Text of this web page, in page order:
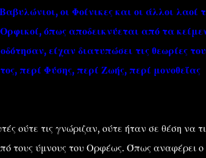
ΣΧΕΤΙΚΑ/ABOUT
οι Φοίνικες και οι άλλοι λαοί
όπως αποδεικνύεται από τα
είχαν διατυπώσει τις θεωρίες
περί Φύσης, περί Ζωής, περί μονοθεΐας
ούτε τις γνώριζαν, ούτε ήταν σε θέση να
τους ύμνους του Ορφέως. Όπως αναφέρει ο